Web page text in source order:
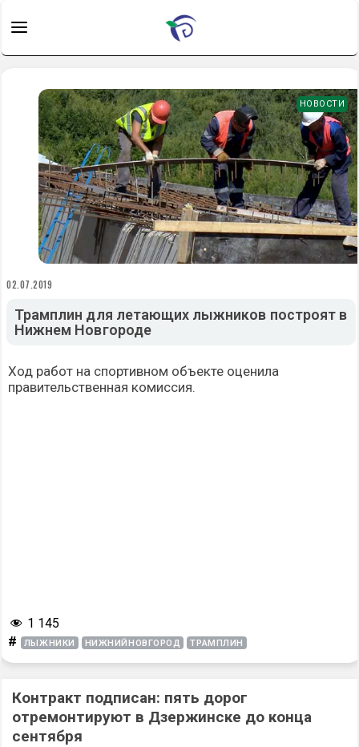
НОВОСТИ
02.07.2019
Трамплин для летающих лыжников построят в
Нижнем Новгороде
Ход работ на спортивном объекте оценила
правительственная комиссия.
1 145
# ЛЫЖНИКИ НИЖНИЙНОВГОРОД ТРАМПЛИН
Контракт подписан: пять дорог
отремонтируют в Дзержинске до конца
сентября